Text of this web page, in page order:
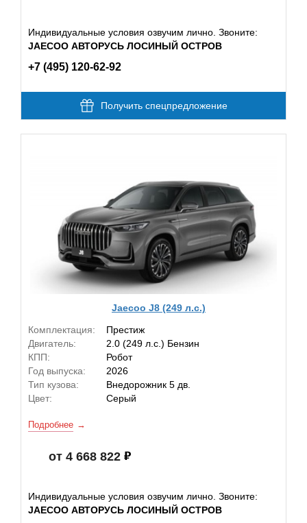
Индивидуальные условия озвучим лично. Звоните:
JAECOO АВТОРУСЬ ЛОСИНЫЙ ОСТРОВ
+7 (495) 120-62-92
Получить спецпредложение
Jaecoo J8 (249 л.с.)
Комплектация:
Престиж
Двигатель:
2.0 (249 л.с.) Бензин
КПП:
Робот
Год выпуска:
2026
Тип кузова:
Внедорожник 5 дв.
Цвет:
Серый
Подробнее
от 4 668 822
Индивидуальные условия озвучим лично. Звоните:
JAECOO АВТОРУСЬ ЛОСИНЫЙ ОСТРОВ